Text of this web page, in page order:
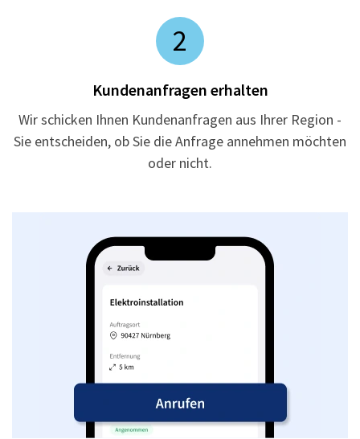
2
Kundenanfragen erhalten
Wir schicken Ihnen Kundenanfragen aus Ihrer Region -
Sie entscheiden, ob Sie die Anfrage annehmen möchten
oder nicht.